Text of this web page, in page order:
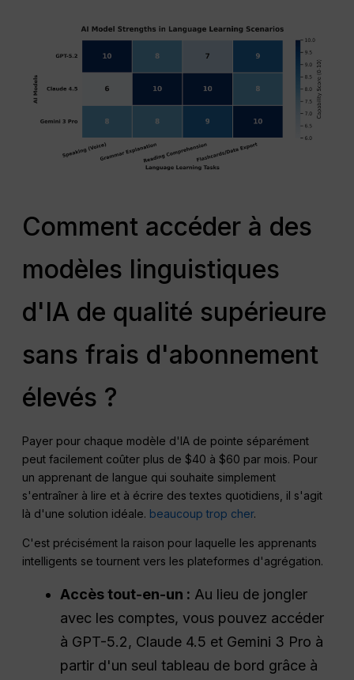
Comment accéder à des
modèles linguistiques
d'IA de qualité supérieure
sans frais d'abonnement
élevés ?
Payer pour chaque modèle d'IA de pointe séparément
peut facilement coûter plus de $40 à $60 par mois. Pour
un apprenant de langue qui souhaite simplement
s'entraîner à lire et à écrire des textes quotidiens, il s'agit
là d'une solution idéale. beaucoup trop cher.
C'est précisément la raison pour laquelle les apprenants
intelligents se tournent vers les plateformes d'agrégation.
Accès tout-en-un : Au lieu de jongler
avec les comptes, vous pouvez accéder
à GPT-5.2, Claude 4.5 et Gemini 3 Pro à
partir d'un seul tableau de bord grâce à